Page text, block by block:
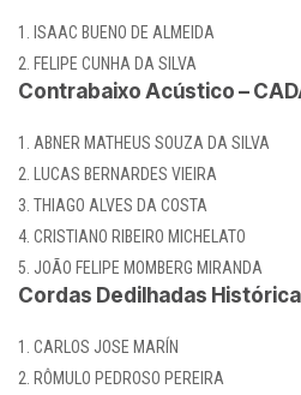
ISAAC BUENO DE ALMEIDA
FELIPE CUNHA DA SILVA
Contrabaixo Acústico –
ABNER MATHEUS SOUZA DA SILVA
LUCAS BERNARDES VIEIRA
THIAGO ALVES DA COSTA
CRISTIANO RIBEIRO MICHELATO
JOÃO FELIPE MOMBERG MIRANDA
Cordas Dedilhadas
CARLOS JOSE MARÍN
RÔMULO PEDROSO PEREIRA